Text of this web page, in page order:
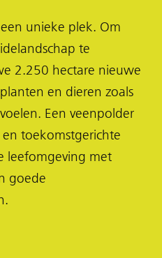
e
n
o
p
L
i
n
k
unieke plek. Om
te
2.250 hectare nieuwe
en dieren zoals
Een veenpolder
toekomstgerichte
leefomgeving met
goede